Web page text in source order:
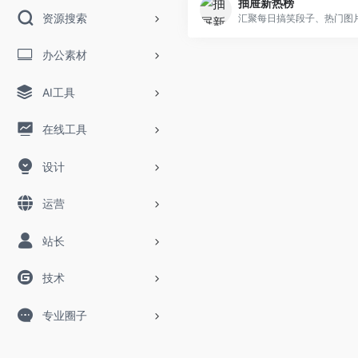
资源搜索
办公素材
AI工具
在线工具
设计
运营
站长
技术
专业圈子
抽屉新热榜